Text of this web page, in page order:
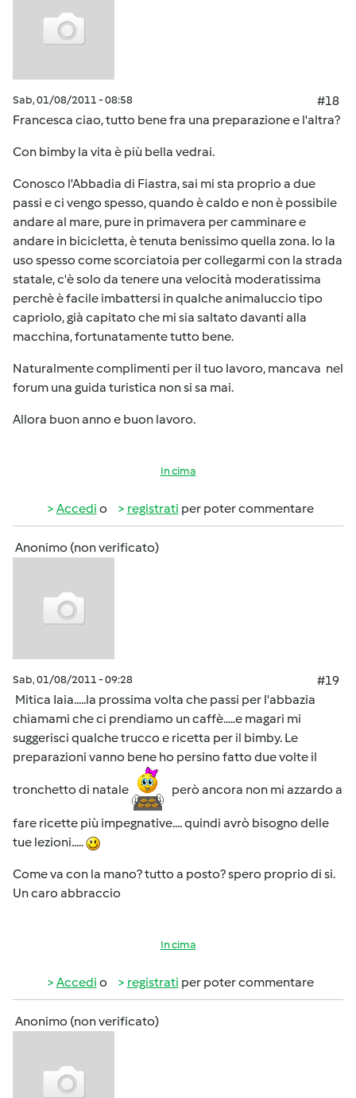
Sab, 01/08/2011 - 08:58
#18
Francesca ciao, tutto bene fra una preparazione e l'altra?
Con bimby la vita è più bella vedrai.
Conosco l'Abbadia di Fiastra, sai mi sta proprio a due
passi e ci vengo spesso, quando è caldo e non è possibile
andare al mare, pure in primavera per camminare e
andare in bicicletta, è tenuta benissimo quella zona. Io la
uso spesso come scorciatoia per collegarmi con la strada
statale, c'è solo da tenere una velocità moderatissima
perchè è facile imbattersi in qualche animaluccio tipo
capriolo, già capitato che mi sia saltato davanti alla
macchina, fortunatamente tutto bene.
Naturalmente complimenti per il tuo lavoro, mancava nel
forum una guida turistica non si sa mai.
Allora buon anno e buon lavoro.
In cima
Accedi o registrati per poter commentare
Anonimo (non verificato)
Sab, 01/08/2011 - 09:28
#19
Mitica Iaia.....la prossima volta che passi per l'abbazia
chiamami che ci prendiamo un caffè.....e magari mi
suggerisci qualche trucco e ricetta per il bimby. Le
preparazioni vanno bene ho persino fatto due volte il
tronchetto di natale però ancora non mi azzardo a
fare ricette più impegnative.... quindi avrò bisogno delle
tue lezioni.....
Come va con la mano? tutto a posto? spero proprio di si.
Un caro abbraccio
In cima
Accedi o registrati per poter commentare
Anonimo (non verificato)